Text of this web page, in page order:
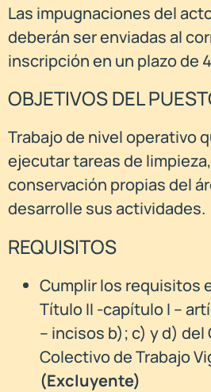
Las impugnaciones del
deberán ser enviadas al
inscripción en un plazo de
OBJETIVOS DEL
Trabajo de nivel operativo
ejecutar tareas de
conservación propias del
desarrolle sus actividades.
REQUISITOS
Cumplir los requisitos
Título II -capítulo I –
– incisos b); c) y d) del
Colectivo de Trabajo
(Excluyente)